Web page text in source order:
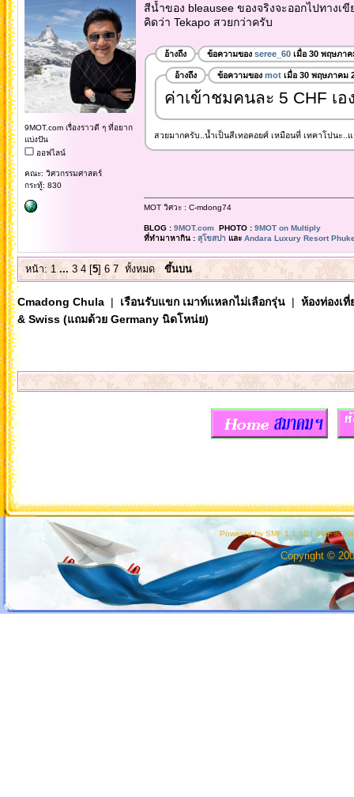
9MOT.com เรื่องราวดี ๆ ที่อยาก
แบ่งปัน
ออฟไลน์
คณะ: วิศวกรรมศาสตร์
กระทู้: 830
สีน้ำของ bleausee ของจริงจะออกไปทาง
คิดว่า Tekapo สวยกว่าครับ
อ้างถึง ข้อความของ seree_60เมื่อ 30 พฤษภาค
อ้างถึง ข้อความของ motเมื่อ 30 พฤษภาคม
ค่าเข้าชมคนละ 5 CHF เ
สวยมากครับ..น้ำเป็นสีเทอคอยศ์ เหมือนที่ เทคาโปนะ..
MOT วิศวะ : C-mdong74
BLOG : 9MOT.comPHOTO : 9MOT on Multiply
ที่ทำมาหากิน : สุโขสปา และ Andara Luxury Resort
หน้า:1 ... 3 4[5] 6 7 ทั้งหมด ขึ้นบน
Cmadong Chula| เรือนรับแขก เมาท์แหลกไม่เลือกรุ่น| ห้องท่องเ
& Swiss (แถมด้วย Germany นิดโหน่ย)
Powered by SMF 1.1.10 | SMF ©
Copyright ©